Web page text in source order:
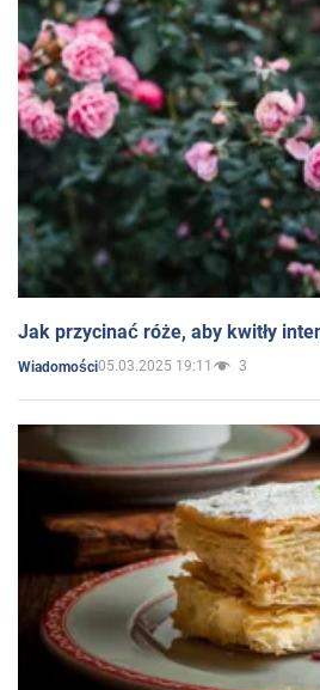
Jak przycinać róże, aby kwitły
Wiadomości05.03.2025 19:11 3